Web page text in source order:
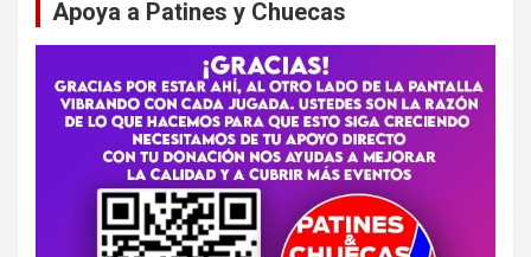
Apoya a Patines y Chuecas